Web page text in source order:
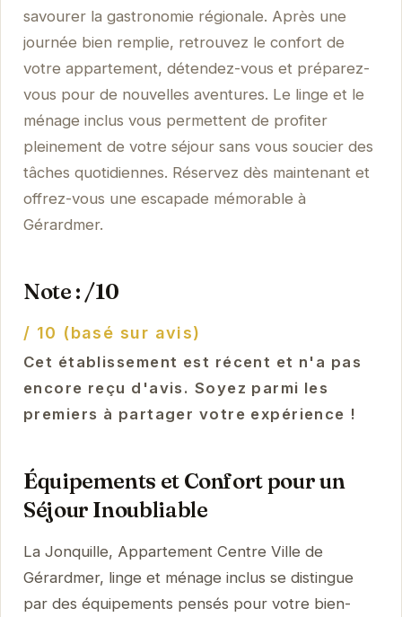
savourer la gastronomie régionale. Après une
journée bien remplie, retrouvez le confort de
votre appartement, détendez-vous et préparez-
vous pour de nouvelles aventures. Le linge et le
ménage inclus vous permettent de profiter
pleinement de votre séjour sans vous soucier des
tâches quotidiennes. Réservez dès maintenant et
offrez-vous une escapade mémorable à
Gérardmer.
Note : /10
/ 10 (basé sur avis)
Cet établissement est récent et n'a pas
encore reçu d'avis. Soyez parmi les
premiers à partager votre expérience !
Équipements et Confort pour un
Séjour Inoubliable
La Jonquille, Appartement Centre Ville de
Gérardmer, linge et ménage inclus se distingue
par des équipements pensés pour votre bien-